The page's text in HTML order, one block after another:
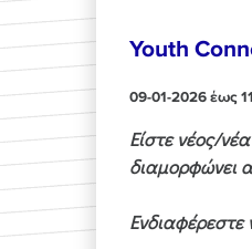
Youth
09-01-2026 έως
Είστε νέος/
διαμορφώνει
Ενδιαφέρεστε